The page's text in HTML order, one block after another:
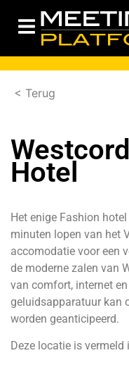
< Terug
Hotel
Het enige Fashion
minuten lopen van het
accomodatie voor een
de moderne zalen van
van comfort, internet
geluidsapparatuur kan
worden geanticipeerd.
Deze locatie is vermeld